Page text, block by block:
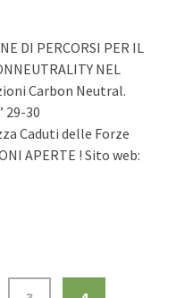
DI PERCORSI PER IL
NEL
Carbon Neutral.
29-30
Caduti delle Forze
APERTE ! Sito web: